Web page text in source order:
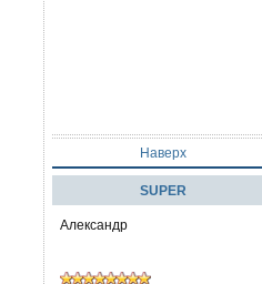
Наверх
SUPER
Александр